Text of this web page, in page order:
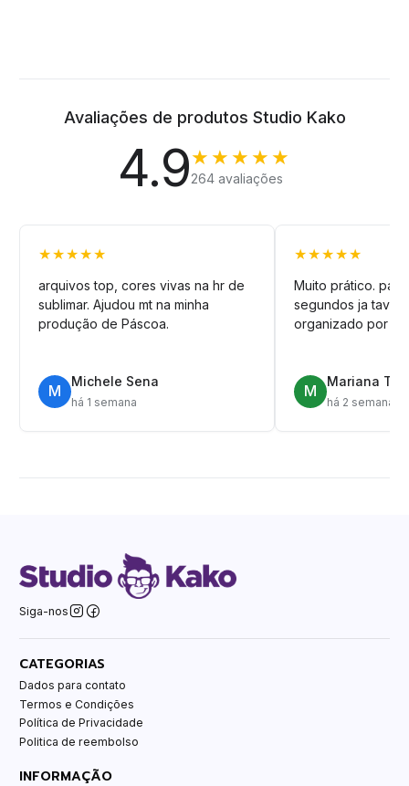
Avaliações de produtos Studio Kako
4.9★★★★★
264 avaliações
★★★★★
arquivos top, cores vivas na hr de
sublimar. Ajudou mt na minha
produção de Páscoa.
M
Michele Sena
há 1 semana
★★★★★
Muito prático.
segundos ja tava
organizado por
M
Mariana T.
há 2 semanas
Siga-nos
CATEGORIAS
Dados para contato
Termos e Condições
Política de Privacidade
Politica de reembolso
INFORMAÇÃO